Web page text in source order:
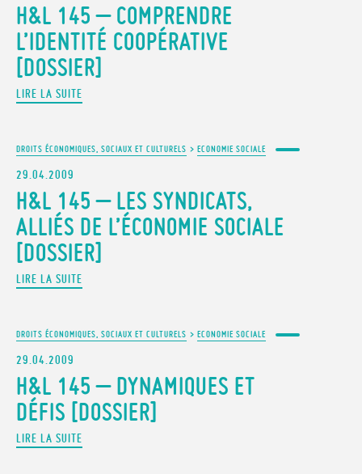
H&L 145 – COMPRENDRE
L’IDENTITÉ COOPÉRATIVE
[DOSSIER]
LIRE LA SUITE
DROITS ÉCONOMIQUES, SOCIAUX ET CULTURELS > ECONOMIE SOCIALE
29.04.2009
H&L 145 – LES SYNDICATS,
ALLIÉS DE L’ÉCONOMIE SOCIALE
[DOSSIER]
LIRE LA SUITE
DROITS ÉCONOMIQUES, SOCIAUX ET CULTURELS > ECONOMIE SOCIALE
29.04.2009
H&L 145 – DYNAMIQUES ET
DÉFIS [DOSSIER]
LIRE LA SUITE